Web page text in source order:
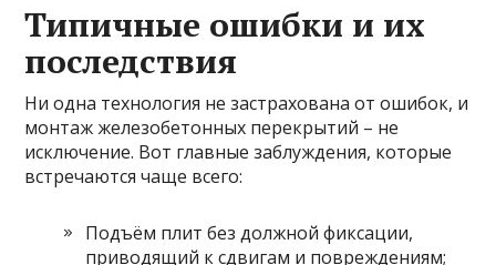
Типичные ошибки и их
последствия
Ни одна технология не застрахована от ошибок, и
монтаж железобетонных перекрытий – не
исключение. Вот главные заблуждения, которые
встречаются чаще всего:
Подъём плит без должной фиксации,
приводящий к сдвигам и повреждениям;